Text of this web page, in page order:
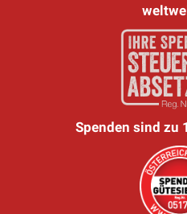
Spenden sind zu